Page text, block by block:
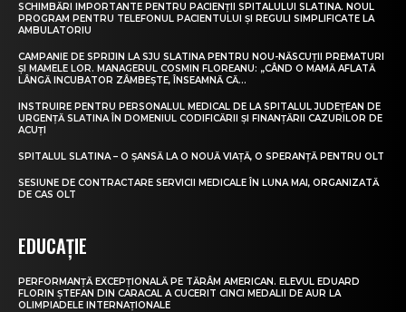
SCHIMBĂRI IMPORTANTE PENTRU PACIENȚII SPITALULUI SLATINA. NOUL
PROGRAM PENTRU TELEFONUL PACIENTULUI ȘI REGULI SIMPLIFICATE LA
AMBULATORIU
CAMPANIE DE SPRIJIN LA SJU SLATINA PENTRU NOU-NĂSCUȚII PREMATURI
ȘI MAMELE LOR. MANAGERUL COSMIN FLOREANU: „CÂND O MAMĂ AFLATĂ
LÂNGĂ INCUBATOR ZÂMBEȘTE, ÎNSEAMNĂ CĂ...
INSTRUIRE PENTRU PERSONALUL MEDICAL DE LA SPITALUL JUDEȚEAN DE
URGENȚĂ SLATINA ÎN DOMENIUL CODIFICĂRII ȘI FINANȚĂRII CAZURILOR DE
ACUȚI
SPITALUL SLATINA – O ȘANSĂ LA O NOUĂ VIAȚĂ, O SPERANȚĂ PENTRU OLT
SESIUNE DE CONTRACTARE SERVICII MEDICALE ÎN LUNA MAI, ORGANIZATĂ
DE CAS OLT
EDUCAȚIE
PERFORMANȚĂ EXCEPȚIONALĂ PE TĂRÂM AMERICAN. ELEVUL EDUARD
FLORIN ȘTEFAN DIN CARACAL A CUCERIT CINCI MEDALII DE AUR LA
OLIMPIADELE INTERNAȚIONALE